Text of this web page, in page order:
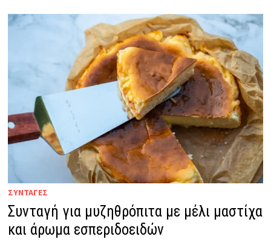
ΣΥΝΤΑΓΕΣ
Συνταγή για μυζηθρόπιτα με μέλι μαστίχα
και άρωμα εσπεριδοειδών